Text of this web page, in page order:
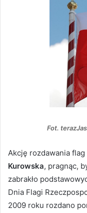
Fot.
Akcję rozdawania
Kurowska, pragnąc,
zabrakło
Dnia Flagi
2009 roku rozdano